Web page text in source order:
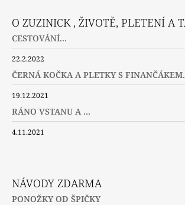
O ZUZINICK , ŽIVOTĚ, PLETENÍ A
CESTOVÁNÍ...
22.2.2022
ČERNÁ KOČKA A PLETKY S
19.12.2021
RÁNO VSTANU A ...
4.11.2021
NÁVODY ZDARMA
PONOŽKY OD ŠPIČKY